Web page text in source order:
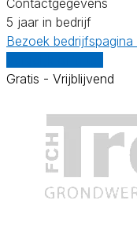
5 jaar in bedrijf
Bezoek bedrijfspagina
Gratis - Vrijblijvend